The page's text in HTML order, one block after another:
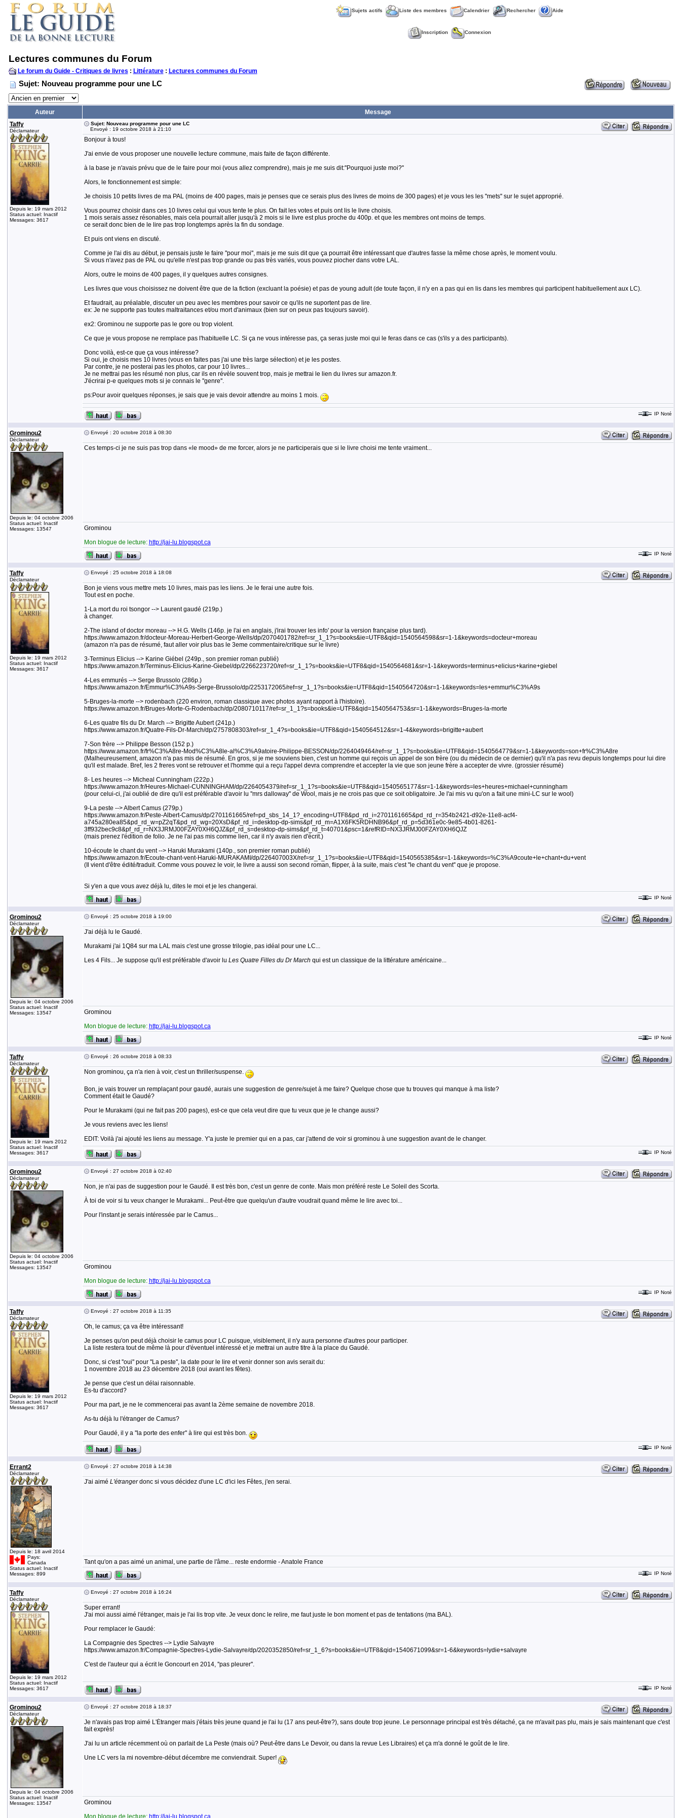
Sujets actifs Liste des membres Calendrier Rechercher Aide
Inscription Connexion
Lectures communes du Forum
Le forum du Guide - Critiques de livres : Littérature: Lectures communes du Forum
Sujet: Nouveau programme pour une LC
Auteur
Message
Taffy
Déclamateur
Depuis le: 19 mars 2012
Status actuel: Inactif
Messages: 3617
Sujet: Nouveau programme pour une LC
Envoyé : 19 octobre 2018 à 21:10
Bonjour à tous!
J'ai envie de vous proposer une nouvelle lecture commune, mais faite de façon différente.
à la base je n'avais prévu que de le faire pour moi (vous allez comprendre), mais je me suis dit:''Pourquoi juste moi?''
Alors, le fonctionnement est simple:
Je choisis 10 petits livres de ma PAL (moins de 400 pages, mais je penses que ce serais plus des livres de moins de 300 pages) et je vous les les ''mets'' sur le sujet approprié.
Vous pourrez choisir dans ces 10 livres celui qui vous tente le plus. On fait les votes et puis ont lis le livre choisis.
1 mois serais assez résonables, mais cela pourrait aller jusqu'à 2 mois si le livre est plus proche du 400p. et que les membres ont moins de temps.
ce serait donc bien de le lire pas trop longtemps après la fin du sondage.
Et puis ont viens en discuté.
Comme je l'ai dis au début, je pensais juste le faire ''pour moi'', mais je me suis dit que ça pourrait être intéressant que d'autres fasse la même chose après, le moment voulu.
Si vous n'avez pas de PAL ou qu'elle n'est pas trop grande ou pas très variés, vous pouvez piocher dans votre LAL.
Alors, outre le moins de 400 pages, il y quelques autres consignes.
Les livres que vous choisissez ne doivent être que de la fiction (excluant la poésie) et pas de young adult (de toute façon, il n'y en a pas qui en lis dans les membres qui participent habituellement aux LC).
Et faudrait, au préalable, discuter un peu avec les membres pour savoir ce qu'ils ne suportent pas de lire.
ex: Je ne supporte pas toutes maltraitances et/ou mort d'animaux (bien sur on peux pas toujours savoir).
ex2: Grominou ne supporte pas le gore ou trop violent.
Ce que je vous propose ne remplace pas l'habituelle LC. Si ça ne vous intéresse pas, ça seras juste moi qui le feras dans ce cas (s'ils y a des participants).
Donc voilà, est-ce que ça vous intéresse?
Si oui, je choisis mes 10 livres (vous en faites pas j'ai une très large sélection) et je les postes.
Par contre, je ne posterai pas les photos, car pour 10 livres...
Je ne mettrai pas les résumé non plus, car ils en révèle souvent trop, mais je mettrai le lien du livres sur amazon.fr.
J'écrirai p-e quelques mots si je connais le ''genre''.
ps:Pour avoir quelques réponses, je sais que je vais devoir attendre au moins 1 mois.
IP Noté
Grominou2
Déclamateur
Depuis le: 04 octobre 2006
Status actuel: Inactif
Messages: 13547
Envoyé : 20 octobre 2018 à 08:30
Ces temps-ci je ne suis pas trop dans «le mood» de me forcer, alors je ne participerais que si le livre choisi me tente vraiment...
Grominou
Mon blogue de lecture: http://jai-lu.blogspot.ca
IP Noté
Taffy
Déclamateur
Depuis le: 19 mars 2012
Status actuel: Inactif
Messages: 3617
Envoyé : 25 octobre 2018 à 18:08
Bon je viens vous mettre mets 10 livres, mais pas les liens. Je le ferai une autre fois.
Tout est en poche.
1-La mort du roi tsongor --> Laurent gaudé (219p.)
à changer.
2-The island of doctor moreau --> H.G. Wells (146p. je l'ai en anglais, j'irai trouver les info' pour la version française plus tard).
https://www.amazon.fr/docteur-Moreau-Herbert-George-Wells/dp/2070401782/ref=sr_1_1?s=books&ie=UTF8&qid=1540564598&sr=1-1&keywords=docteur+moreau
(amazon n'a pas de résumé, faut aller voir plus bas le 3eme commentaire/critique sur le livre)
3-Terminus Elicius --> Karine Giébel (249p., son premier roman publié)
https://www.amazon.fr/Terminus-Elicius-Karine-Giebel/dp/2266223720/ref=sr_1_1?s=books&ie=UTF8&qid=1540564681&sr=1-1&keywords=terminus+elicius+karine+giebel
4-Les emmurés --> Serge Brussolo (286p.)
https://www.amazon.fr/Emmur%C3%A9s-Serge-Brussolo/dp/2253172065/ref=sr_1_1?s=books&ie=UTF8&qid=1540564720&sr=1-1&keywords=les+emmur%C3%A9s
5-Bruges-la-morte --> rodenbach (220 environ, roman classique avec photos ayant rapport à l'histoire).
https://www.amazon.fr/Bruges-Morte-G-Rodenbach/dp/2080710117/ref=sr_1_1?s=books&ie=UTF8&qid=1540564753&sr=1-1&keywords=Bruges-la-morte
6-Les quatre fils du Dr. March --> Brigitte Aubert (241p.)
https://www.amazon.fr/Quatre-Fils-Dr-March/dp/2757808303/ref=sr_1_4?s=books&ie=UTF8&qid=1540564512&sr=1-4&keywords=brigitte+aubert
7-Son frère --> Philippe Besson (152 p.)
https://www.amazon.fr/fr%C3%A8re-Mod%C3%A8le-al%C3%A9atoire-Philippe-BESSON/dp/2264049464/ref=sr_1_1?s=books&ie=UTF8&qid=1540564779&sr=1-1&keywords=son+fr%C3%A8re
(Malheureusement, amazon n'a pas mis de résumé. En gros, si je me souviens bien, c'est un homme qui reçois un appel de son frère (ou du médecin de ce dernier) qu'il n'a pas revu depuis longtemps pour lui dire
qu'il est malade. Bref, les 2 freres vont se retrouver et l'homme qui a reçu l'appel devra comprendre et accepter la vie que son jeune frère a accepter de vivre. (grossier résumé)
8- Les heures --> Micheal Cunningham (222p.)
https://www.amazon.fr/Heures-Michael-CUNNINGHAM/dp/2264054379/ref=sr_1_1?s=books&ie=UTF8&qid=1540565177&sr=1-1&keywords=les+heures+michael+cunningham
(pour celui-ci, j'ai oublié de dire qu'il est préférable d'avoir lu ''mrs dalloway'' de Wool, mais je ne crois pas que ce soit obligatoire. Je l'ai mis vu qu'on a fait une mini-LC sur le wool)
9-La peste --> Albert Camus (279p.)
https://www.amazon.fr/Peste-Albert-Camus/dp/2701161665/ref=pd_sbs_14_1?_encoding=UTF8&pd_rd_i=2701161665&pd_rd_r=354b2421-d92e-11e8-acf4-
a745a280ea85&pd_rd_w=pZ2qT&pd_rd_wg=20XsD&pf_rd_i=desktop-dp-sims&pf_rd_m=A1X6FK5RDHNB96&pf_rd_p=5d361e0c-9e85-4b01-8261-
3ff932bec9c8&pf_rd_r=NX3JRMJ00FZAY0XH6QJZ&pf_rd_s=desktop-dp-sims&pf_rd_t=40701&psc=1&refRID=NX3JRMJ00FZAY0XH6QJZ
(mais prenez l'édition de folio. Je ne l'ai pas mis comme lien, car il n'y avais rien d'écrit.)
10-écoute le chant du vent --> Haruki Murakami (140p., son premier roman publié)
https://www.amazon.fr/Ecoute-chant-vent-Haruki-MURAKAMI/dp/226407003X/ref=sr_1_1?s=books&ie=UTF8&qid=1540565385&sr=1-1&keywords=%C3%A9coute+le+chant+du+vent
(Il vient d'être édité/traduit. Comme vous pouvez le voir, le livre a aussi son second roman, flipper, à la suite, mais c'est ''le chant du vent'' que je propose.
Si y'en a que vous avez déjà lu, dites le moi et je les changerai.
IP Noté
Grominou2
Déclamateur
Depuis le: 04 octobre 2006
Status actuel: Inactif
Messages: 13547
Envoyé : 25 octobre 2018 à 19:00
J'ai déjà lu le Gaudé.
Murakami j'ai 1Q84 sur ma LAL mais c'est une grosse trilogie, pas idéal pour une LC...
Les 4 Fils... Je suppose qu'il est préférable d'avoir lu Les Quatre Filles du Dr March qui est un classique de la littérature américaine...
Grominou
Mon blogue de lecture: http://jai-lu.blogspot.ca
IP Noté
Taffy
Déclamateur
Depuis le: 19 mars 2012
Status actuel: Inactif
Messages: 3617
Envoyé : 26 octobre 2018 à 08:33
Non grominou, ça n'a rien à voir, c'est un thriller/suspense.
Bon, je vais trouver un remplaçant pour gaudé, aurais une suggestion de genre/sujet à me faire? Quelque chose que tu trouves qui manque à ma liste?
Comment était le Gaudé?
Pour le Murakami (qui ne fait pas 200 pages), est-ce que cela veut dire que tu veux que je le change aussi?
Je vous reviens avec les liens!
EDIT: Voilà j'ai ajouté les liens au message. Y'a juste le premier qui en a pas, car j'attend de voir si grominou à une suggestion avant de le changer.
IP Noté
Grominou2
Déclamateur
Depuis le: 04 octobre 2006
Status actuel: Inactif
Messages: 13547
Envoyé : 27 octobre 2018 à 02:40
Non, je n'ai pas de suggestion pour le Gaudé. Il est très bon, c'est un genre de conte. Mais mon préféré reste Le Soleil des Scorta.
À toi de voir si tu veux changer le Murakami... Peut-être que quelqu'un d'autre voudrait quand même le lire avec toi...
Pour l'instant je serais intéressée par le Camus...
Grominou
Mon blogue de lecture: http://jai-lu.blogspot.ca
IP Noté
Taffy
Déclamateur
Depuis le: 19 mars 2012
Status actuel: Inactif
Messages: 3617
Envoyé : 27 octobre 2018 à 11:35
Oh, le camus; ça va être intéressant!
Je penses qu'on peut déjà choisir le camus pour LC puisque, visiblement, il n'y aura personne d'autres pour participer.
La liste restera tout de même là pour d'éventuel intéressé et je mettrai un autre titre à la place du Gaudé.
Donc, si c'est ''oui'' pour ''La peste'', la date pour le lire et venir donner son avis serait du:
1 novembre 2018 au 23 décembre 2018 (oui avant les fêtes).
Je pense que c'est un délai raisonnable.
Es-tu d'accord?
Pour ma part, je ne le commencerai pas avant la 2ème semaine de novembre 2018.
As-tu déjà lu l'étranger de Camus?
Pour Gaudé, il y a ''la porte des enfer'' à lire qui est très bon.
IP Noté
Errant2
Déclamateur
Depuis le: 18 avril 2014
Pays:
Canada
Status actuel: Inactif
Messages: 899
Envoyé : 27 octobre 2018 à 14:38
J'ai aimé L'étrangerdonc si vous décidez d'une LC d'ici les Fêtes, j'en serai.
Tant qu'on a pas aimé un animal, une partie de l'âme... reste endormie - Anatole France
IP Noté
Taffy
Déclamateur
Depuis le: 19 mars 2012
Status actuel: Inactif
Messages: 3617
Envoyé : 27 octobre 2018 à 16:24
Super errant!
J'ai moi aussi aimé l'étranger, mais je l'ai lis trop vite. Je veux donc le relire, me faut juste le bon moment et pas de tentations (ma BAL).
Pour remplacer le Gaudé:
La Compagnie des Spectres --> Lydie Salvayre
https://www.amazon.fr/Compagnie-Spectres-Lydie-Salvayre/dp/2020352850/ref=sr_1_6?s=books&ie=UTF8&qid=1540671099&sr=1-6&keywords=lydie+salvayre
C'est de l'auteur qui a écrit le Goncourt en 2014, ''pas pleurer''.
IP Noté
Grominou2
Déclamateur
Depuis le: 04 octobre 2006
Status actuel: Inactif
Messages: 13547
Envoyé : 27 octobre 2018 à 18:37
Je n'avais pas trop aimé L'Étranger mais j'étais très jeune quand je l'ai lu (17 ans peut-être?), sans doute trop jeune. Le personnage principal est très détaché, ça ne m'avait pas plu, mais je sais maintenant que c'est
fait exprès!
J'ai lu un article récemment où on parlait de La Peste (mais où? Peut-être dans Le Devoir, ou dans la revue Les Libraires) et ça m'a donné le goût de le lire.
Une LC vers la mi novembre-début décembre me conviendrait. Super!
Grominou
Mon blogue de lecture: http://jai-lu.blogspot.ca